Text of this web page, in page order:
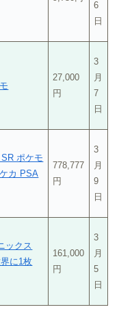
6
日
27,000
円
3
月
7
日
ポケモ
カ PSA
778,777
円
3
月
9
日
ックス
に1枚
161,000
円
3
月
5
日